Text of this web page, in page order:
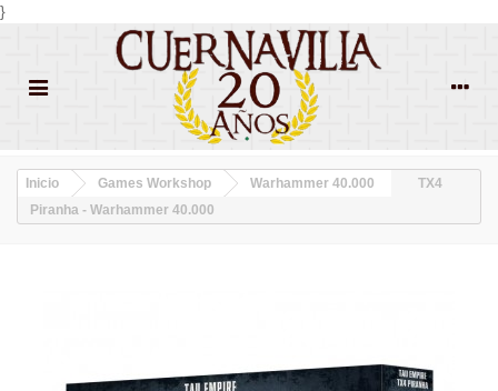
}
Inicio Games Workshop Warhammer 40.000
TX4
Piranha - Warhammer 40.000